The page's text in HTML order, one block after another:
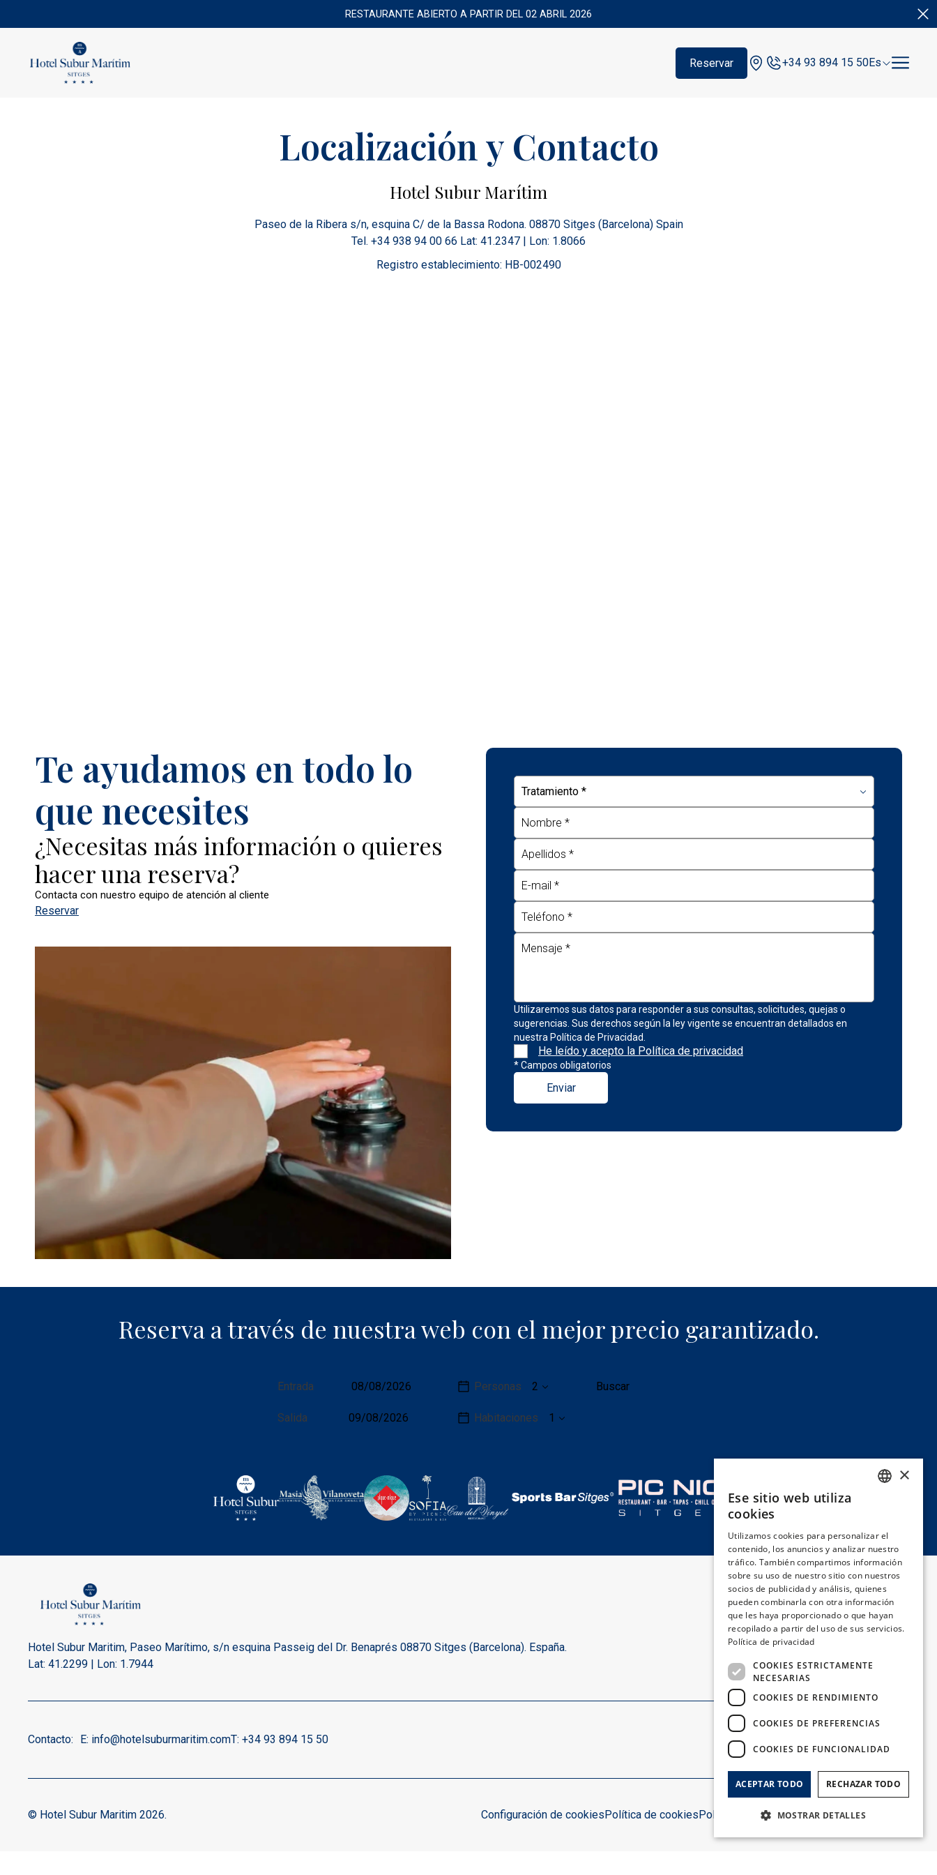
RESTAURANTE ABIERTO A PARTIR DEL 02 ABRIL 2026
Reservar +34 93 894 15 50Es
Localización y Contacto
Hotel Subur Marítim
Paseo de la Ribera s/n, esquina C/ de la Bassa Rodona. 08870 Sitges (Barcelona) Spain
Tel. +34 938 94 00 66 Lat: 41.2347 | Lon: 1.8066
Registro establecimiento: HB-002490
Te ayudamos en todo lo
que necesites
¿Necesitas más información o quieres
hacer una reserva?
Contacta con nuestro equipo de atención al cliente
Reservar
Utilizaremos sus datos para responder a sus consultas, solicitudes, quejas o
sugerencias. Sus derechos según la ley vigente se encuentran detallados en
nuestra Política de Privacidad.
He leído y acepto la Política de privacidad
* Campos obligatorios
Enviar
Reserva a través de nuestra web con el mejor precio garantizado.
viaje
Entrada
Salida
la
Personas
Habitaciones
Buscar
Hotel Subur Maritim, Paseo Marítimo, s/n esquina Passeig del Dr. Benaprés 08870 Sitges (Barcelona). España.
Lat: 41.2299 | Lon: 1.7944
Contacto: E: info@hotelsuburmaritim.comT: +34 93 894 15 50
© Hotel Subur Maritim 2026. Configuración de cookies Política de cookies Política de privacidadAviso legalMapa web
CATALAN
GERMAN
FRENCH
ITALIAN
×
Ese sitio web utiliza
cookies
Utilizamos cookies para personalizar el
contenido, los anuncios y analizar nuestro
tráfico. También compartimos información
sobre su uso de nuestro sitio con nuestros
socios de publicidad y análisis, quienes
pueden combinarla con otra información
que les haya proporcionado o que hayan
recopilado a partir del uso de sus servicios.
Política de privacidad
COOKIES ESTRICTAMENTE
NECESARIAS
COOKIES DE RENDIMIENTO
COOKIES DE PREFERENCIAS
COOKIES DE FUNCIONALIDAD
ACEPTAR TODO RECHAZAR TODO
MOSTRAR DETALLES